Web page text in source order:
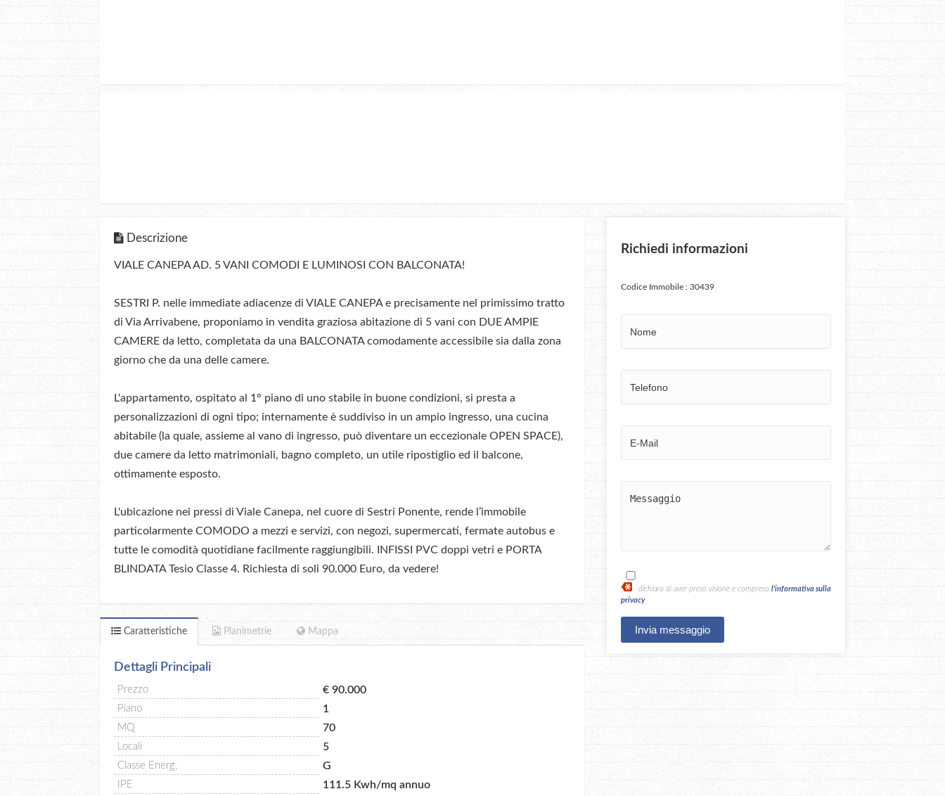
Descrizione
VIALE CANEPA AD. 5 VANI COMODI E LUMINOSI CON BALCONATA!
SESTRI P. nelle immediate adiacenze di VIALE CANEPA e precisamente nel primissimo tratto
di Via Arrivabene, proponiamo in vendita graziosa abitazione di 5 vani con DUE AMPIE
CAMERE da letto, completata da una BALCONATA comodamente accessibile sia dalla zona
giorno che da una delle camere.
L'appartamento, ospitato al 1° piano di uno stabile in buone condizioni, si presta a
personalizzazioni di ogni tipo; internamente è suddiviso in un ampio ingresso, una cucina
abitabile (la quale, assieme al vano di ingresso, può diventare un eccezionale OPEN SPACE),
due camere da letto matrimoniali, bagno completo, un utile ripostiglio ed il balcone,
ottimamente esposto.
L'ubicazione nei pressi di Viale Canepa, nel cuore di Sestri Ponente, rende l’immobile
particolarmente COMODO a mezzi e servizi, con negozi, supermercati, fermate autobus e
tutte le comodità quotidiane facilmente raggiungibili. INFISSI PVC doppi vetri e PORTA
BLINDATA Tesio Classe 4. Richiesta di soli 90.000 Euro, da vedere!
Caratteristiche Planimetrie Mappa
Dettagli Principali
Prezzo € 90.000
Piano 1
MQ 70
Locali 5
Classe Energ. G
IPE 111.5 Kwh/mq annuo
Richiedi informazioni
Codice Immobile : 30439
dichiaro di aver preso visione e compreso l'informativa sulla
privacy